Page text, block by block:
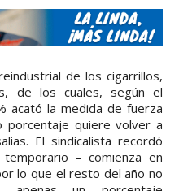
de los cigarrillos,
de los cuales, según el
acató la medida de fuerza
porcentaje quiere volver a
El sindicalista recordó
– comienza en
lo que el resto del año no